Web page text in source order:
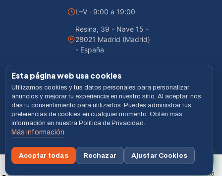
L–V · 9:00 a 19:00
Resina, 39 - Nave 15 -
28021 Madrid (Madrid)
- España
© 2026 Sofycon · Todos los derechos reservados
Desarrollado porLiveCommerce
Aviso legal
MASTERCARD BIZUM
Inicio Menú Carrito
Esta página web usa cookies
Utilizamos cookies y tus datos personales para personalizar
anuncios y mejorar tu experiencia en nuestro sitio. Al aceptar, nos
das tu consentimiento para utilizarlos. Puedes administrar tus
preferencias de cookies en cualquier momento. Obtén más
información en nuestra Política de Privacidad.
Más información
Aceptar todas Rechazar Ajustar Cookies